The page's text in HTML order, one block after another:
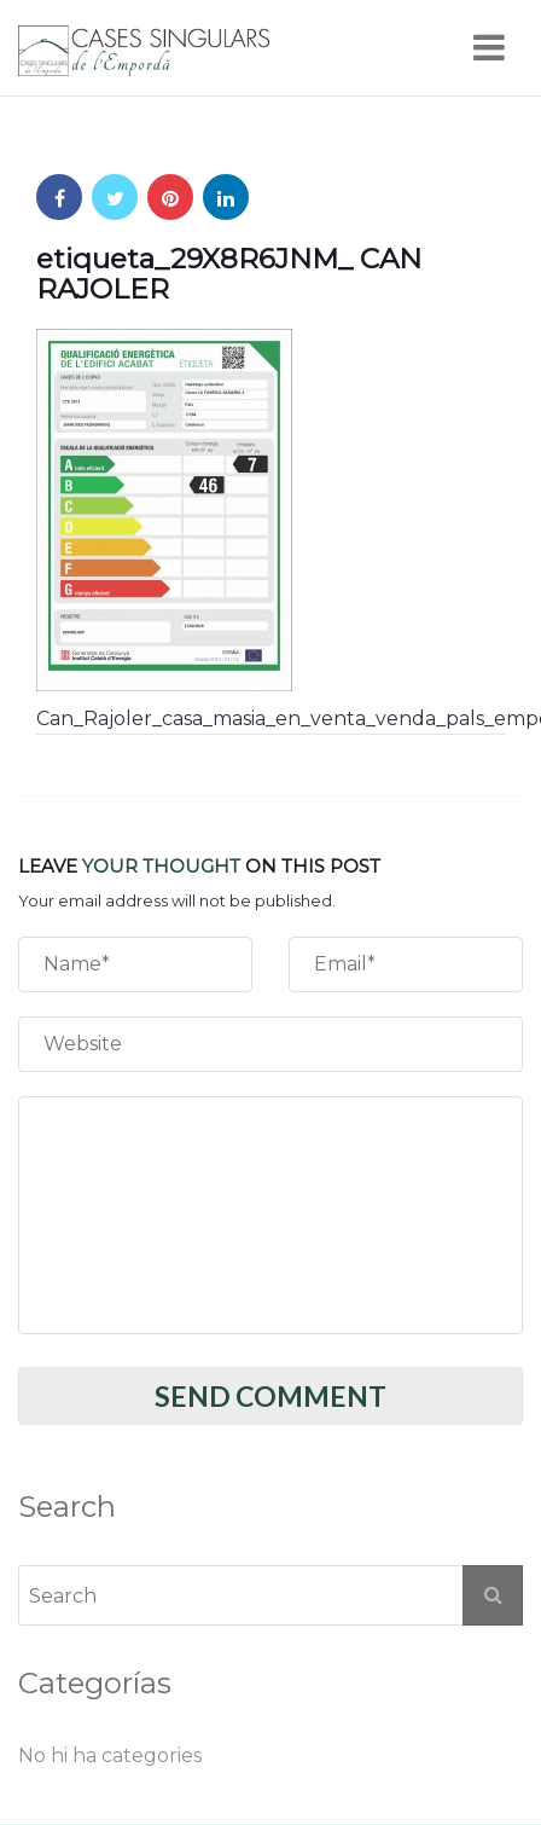
etiqueta_29X8R6JNM_ CAN
RAJOLER
LEAVEYOUR THOUGHTON THIS POST
Your email address will not be published.
Search
Categorías
No hi ha categories